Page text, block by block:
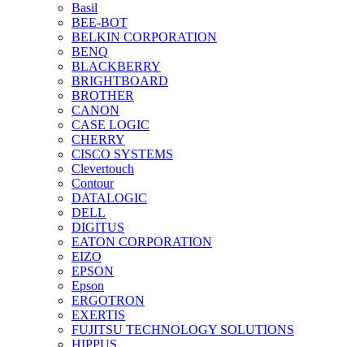
Basil
BEE-BOT
BELKIN CORPORATION
BENQ
BLACKBERRY
BRIGHTBOARD
BROTHER
CANON
CASE LOGIC
CHERRY
CISCO SYSTEMS
Clevertouch
Contour
DATALOGIC
DELL
DIGITUS
EATON CORPORATION
EIZO
EPSON
Epson
ERGOTRON
EXERTIS
FUJITSU TECHNOLOGY SOLUTIONS
HIPPUS